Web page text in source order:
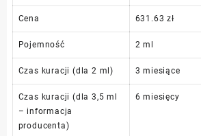
Cena 631.63 zł
Pojemność 2 ml
Czas kuracji (dla 2 ml) 3 miesiące
Czas kuracji (dla 3,5 ml
– informacja
producenta)
6 miesięcy